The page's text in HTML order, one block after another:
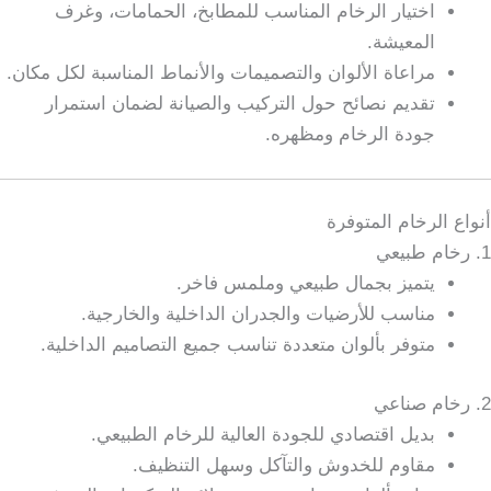
اختيار الرخام المناسب للمطابخ، الحمامات، وغرف
المعيشة.
مراعاة الألوان والتصميمات والأنماط المناسبة لكل مكان.
تقديم نصائح حول التركيب والصيانة لضمان استمرار
جودة الرخام ومظهره.
أنواع الرخام المتوفرة
1. رخام طبيعي
يتميز بجمال طبيعي وملمس فاخر.
مناسب للأرضيات والجدران الداخلية والخارجية.
متوفر بألوان متعددة تناسب جميع التصاميم الداخلية.
2. رخام صناعي
بديل اقتصادي للجودة العالية للرخام الطبيعي.
مقاوم للخدوش والتآكل وسهل التنظيف.